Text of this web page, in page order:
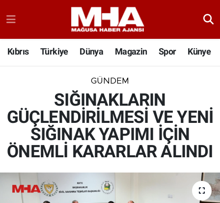
Kıbrıs Türkiye Dünya Magazin Spor Künye
GÜNDEM
SIĞINAKLARIN
GÜÇLENDİRİLMESİ VE YENİ
SIĞINAK YAPIMI İÇİN
ÖNEMLİ KARARLAR ALINDI